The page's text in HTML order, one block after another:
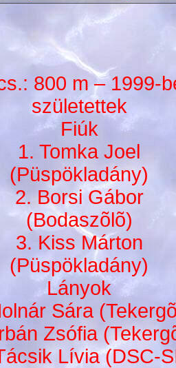
800 m – 1999-
születettek
Fiúk
1. Tomka Joel
(Püspökladány)
2. Borsi Gábor
(Bodaszõlõ)
3. Kiss Márton
(Püspökladány)
Lányok
Sára
Zsófia
Lívia (DSC-